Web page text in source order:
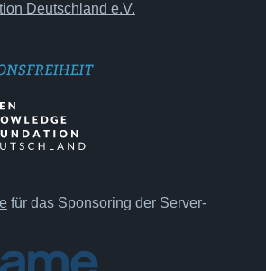
Deutschland e.V.
für das Sponsoring der Server-